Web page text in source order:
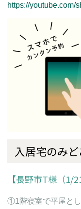
https://youtube.com/
入居宅のみど
【長野市T様（1/
①1階寝室で平屋と